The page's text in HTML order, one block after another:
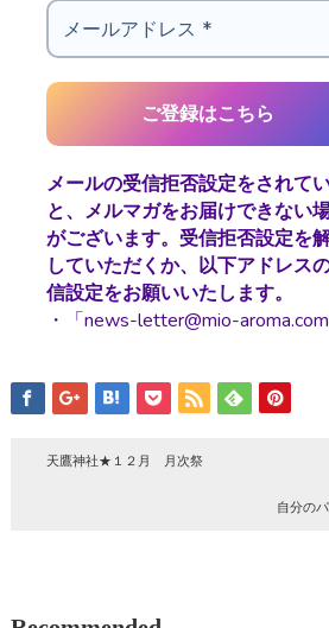
メールの受信拒否設定をされて
と、メルマガをお届けできない
がございます。受信拒否設定を
していただくか、以下アドレス
信設定をお願いいたします。
・「news-letter@mio-aroma.com
天鷹神社★１２月 月次祭
自分の